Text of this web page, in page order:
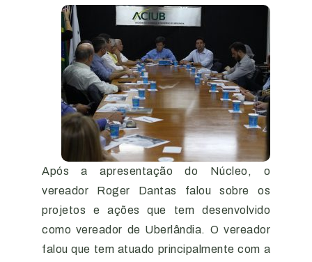
Após a apresentação do Núcleo, o
vereador Roger Dantas falou sobre os
projetos e ações que tem desenvolvido
como vereador de Uberlândia. O vereador
falou que tem atuado principalmente com a